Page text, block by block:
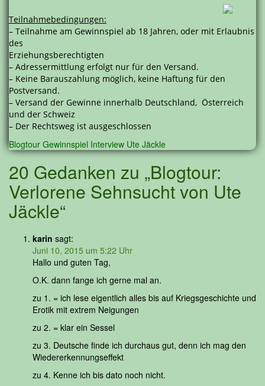
Teilnahmebedingungen:
– Teilnahme am Gewinnspiel ab 18 Jahren, oder mit Erlaubnis
des
Erziehungsberechtigten
– Adressermittlung erfolgt nur für den Versand.
– Keine Barauszahlung möglich, keine Haftung für den
Postversand.
– Versand der Gewinne innerhalb Deutschland, Österreich
und der Schweiz
– Der Rechtsweg ist ausgeschlossen
Blogtour Gewinnspiel Interview Ute Jäckle
20 Gedanken zu „Blogtour:
Verlorene Sehnsucht von Ute
Jäckle“
karin sagt:
Juni 10, 2015 um 5:22 Uhr
Hallo und guten Tag,
O.K. dann fange ich gerne mal an.
zu 1. = ich lese eigentlich alles bis auf Kriegsgeschichte und
Erotik mit extrem Neigungen
zu 2. = klar ein Sessel
zu 3. Deutsche finde ich durchaus gut, denn ich mag den
Wiedererkennungseffekt
zu 4. Kenne ich bis dato noch nicht.